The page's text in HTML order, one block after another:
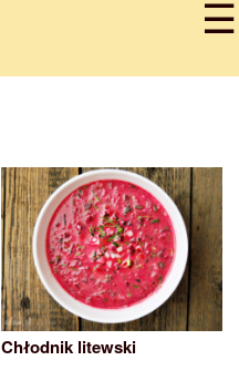
Chłodnik litewski